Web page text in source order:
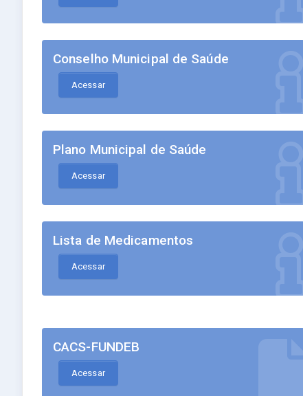
Conselho Municipal de Saúde
Acessar
Plano Municipal de Saúde
Acessar
Lista de Medicamentos
Acessar
CACS-FUNDEB
Acessar